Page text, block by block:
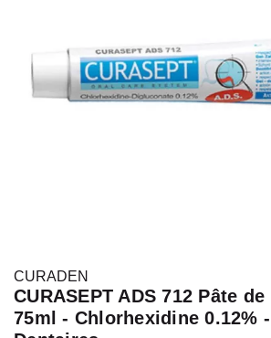
CURADEN
CURASEPT ADS 712 Pâte
75ml - Chlorhexidine 0.12%